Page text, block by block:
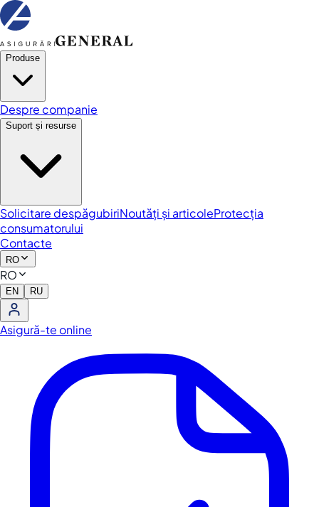
Produse
Despre companie
Suport și resurse
Solicitare despăgubiriNoutăți și articoleProtecția
consumatorului
Contacte
RO
RO
EN RU
Asigură-te online